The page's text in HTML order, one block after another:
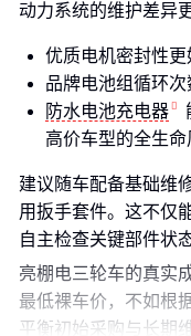
动力系统的维护差异
优质电机密封性
品牌电池组循环
防水电池充电器
高价车型的全生命
建议随车配备基础维
用扳手套件。这不仅
自主检查关键部件状态
亮棚电三轮车的真实
最低裸车价，不如根
平衡初始采购与长期